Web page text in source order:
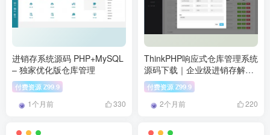
进销存系统源码 PHP+MySQL
– 独家优化版仓库管理
付费资源 Z99.9
1个月前 330
ThinkPHP响应式仓库管理系统
源码下载｜企业级进销存解决
方案
付费资源 Z99.9
2个月前 220